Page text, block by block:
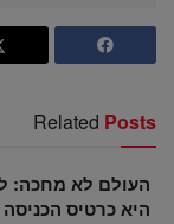
Related Posts
היא כרטיס